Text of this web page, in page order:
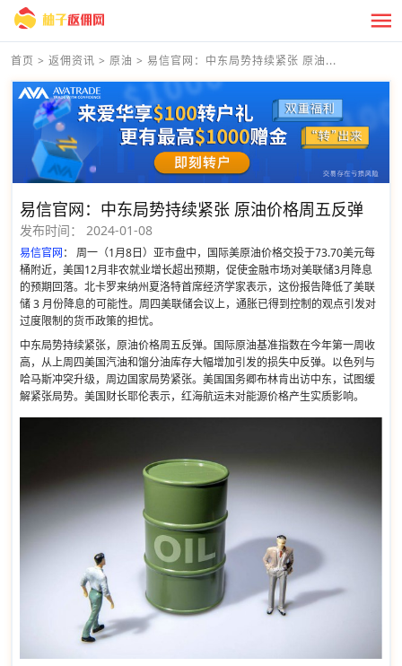
首页 > 返佣资讯 > 原油 > 易信官网：中东局势持续紧张 原油...
易信官网：中东局势持续紧张 原油价格周五反弹
发布时间： 2024-01-08
易信官网： 周一（1月8日）亚市盘中，国际美原油价格交投于73.70美元每
桶附近，美国12月非农就业增长超出预期，促使金融市场对美联储3月降息
的预期回落。北卡罗来纳州夏洛特首席经济学家表示，这份报告降低了美联
储 3 月份降息的可能性。周四美联储会议上，通胀已得到控制的观点引发对
过度限制的货币政策的担忧。
中东局势持续紧张，原油价格周五反弹。国际原油基准指数在今年第一周收
高，从上周四美国汽油和馏分油库存大幅增加引发的损失中反弹。以色列与
哈马斯冲突升级，周边国家局势紧张。美国国务卿布林肯出访中东，试图缓
解紧张局势。美国财长耶伦表示，红海航运未对能源价格产生实质影响。